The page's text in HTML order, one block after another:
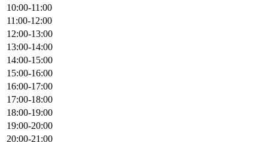
10:00-11:00
11:00-12:00
12:00-13:00
13:00-14:00
14:00-15:00
15:00-16:00
16:00-17:00
17:00-18:00
18:00-19:00
19:00-20:00
20:00-21:00